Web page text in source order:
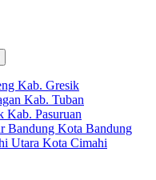
Kab. Gresik
Kab. Tuban
Kab. Pasuruan
Bandung Kota Bandung
Utara Kota Cimahi